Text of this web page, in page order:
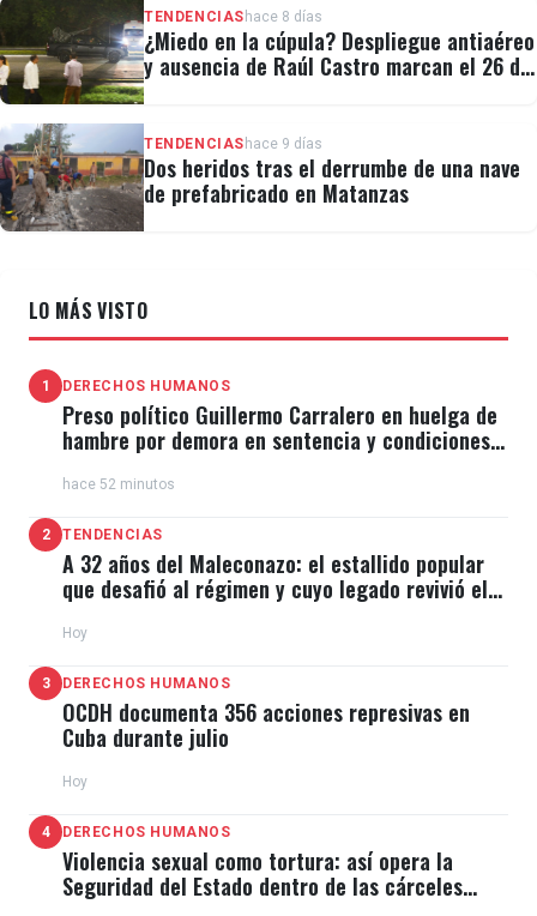
TENDENCIAS hace 8 días
¿Miedo en la cúpula? Despliegue antiaéreo
y ausencia de Raúl Castro marcan el 26 de
TENDENCIAS hace 9 días
Dos heridos tras el derrumbe de una nave
de prefabricado en Matanzas
LO MÁS VISTO
1 DERECHOS HUMANOS
Preso político Guillermo Carralero en huelga de
hambre por demora en sentencia y condiciones
hace 52 minutos
2 TENDENCIAS
A 32 años del Maleconazo: el estallido popular
que desafió al régimen y cuyo legado revivió el
Hoy
3 DERECHOS HUMANOS
OCDH documenta 356 acciones represivas en
Cuba durante julio
Hoy
4 DERECHOS HUMANOS
Violencia sexual como tortura: así opera la
Seguridad del Estado dentro de las cárceles